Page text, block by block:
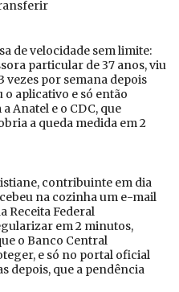
de velocidade sem limite:
particular de 37 anos, viu
vezes por semana depois
o aplicativo e só então
Anatel e o CDC, que
a queda medida em 2
contribuinte em dia
na cozinha um e-mail
Receita Federal
em 2 minutos,
o Banco Central
e só no portal oficial
depois, que a pendência